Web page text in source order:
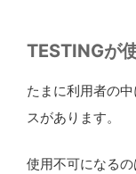
TESTINGが
たまに利用者の
スがあります。
使用不可になる